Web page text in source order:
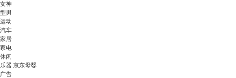
女神
型男
运动
汽车
家居
家电
休闲
乐器 京东母婴
广告